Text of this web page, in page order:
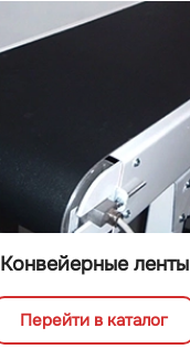
Конвейерные ленты
Перейти в каталог